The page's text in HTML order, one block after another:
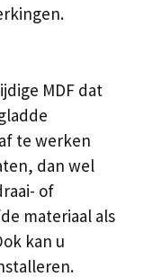
MDF dat
te werken
dan wel
of
materiaal als
kan u